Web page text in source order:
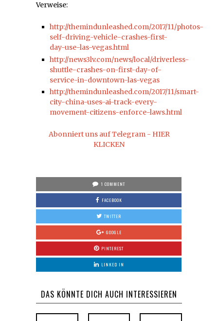
Verweise:
http://themindunleashed.com/2017/11/photos-
self-driving-vehicle-crashes-first-
day-use-las-vegas.html
http://news3lv.com/news/local/driverless-
shuttle-crashes-on-first-day-of-
service-in-downtown-las-vegas
http://themindunleashed.com/2017/11/smart-
city-china-uses-ai-track-every-
movement-citizens-enforce-laws.html
Abonniert uns auf Telegram - HIER
KLICKEN
1 COMMENT
FACEBOOK
TWITTER
GOOGLE
PINTEREST
LINKED IN
DAS KÖNNTE DICH AUCH INTERESSIEREN